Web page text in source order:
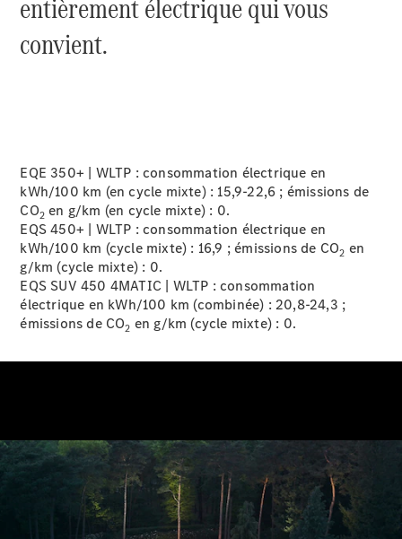
Brake
Break
Break All-
Terrain
Configurateur
Mercedes-
Benz Store
Hatchback
Hatchbacks
Classe A
Berline
compacte
entièrement électrique qui vous
convient.
EQE 350+ | WLTP : consommation électrique en
kWh/100 km (en cycle mixte) : 15,9-22,6 ; émissions de
CO2 en g/km (en cycle mixte) : 0.
EQS 450+ | WLTP : consommation électrique en
kWh/100 km (cycle mixte) : 16,9 ; émissions de CO2 en
g/km (cycle mixte) : 0.
EQS SUV 450 4MATIC | WLTP : consommation
électrique en kWh/100 km (combinée) : 20,8-24,3 ;
émissions de CO2 en g/km (cycle mixte) : 0.